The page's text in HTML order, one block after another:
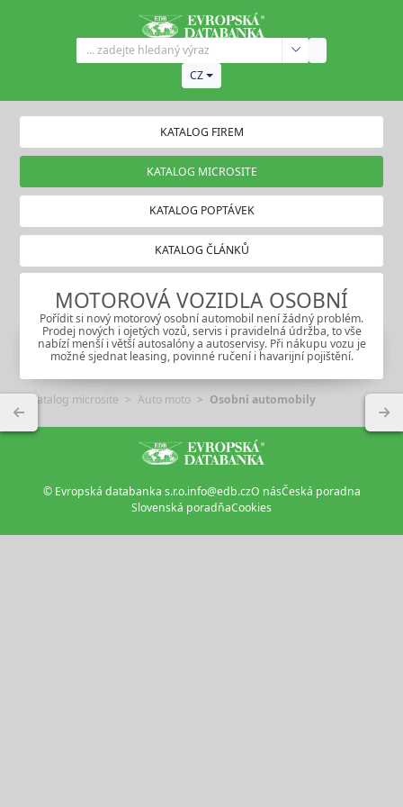
CZ
KATALOG FIREM
KATALOG MICROSITE
KATALOG POPTÁVEK
KATALOG ČLÁNKŮ
MOTOROVÁ VOZIDLA OSOBNÍ
Pořídit si nový motorový osobní automobil není žádný problém.
Prodej nových i ojetých vozů, servis i pravidelná údržba, to vše
nabízí menší i větší autosalóny a autoservisy. Při nákupu vozu je
možné sjednat leasing, povinné ručení i havarijní pojištění.
Katalog microsite Auto moto Osobní automobily
© Evropská databanka s.r.o.info@edb.czO násČeská poradna
Slovenská poradňaCookies